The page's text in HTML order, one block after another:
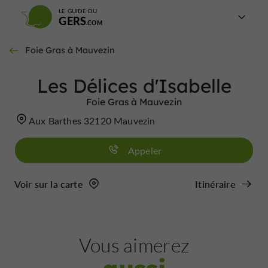
LE GUIDE DU
GERS
Foie Gras à Mauvezin
Les Délices d'Isabelle
Foie Gras à Mauvezin
Aux Barthes 32120 Mauvezin
Appeler
Voir sur la carte Itinéraire
Vous aimerez